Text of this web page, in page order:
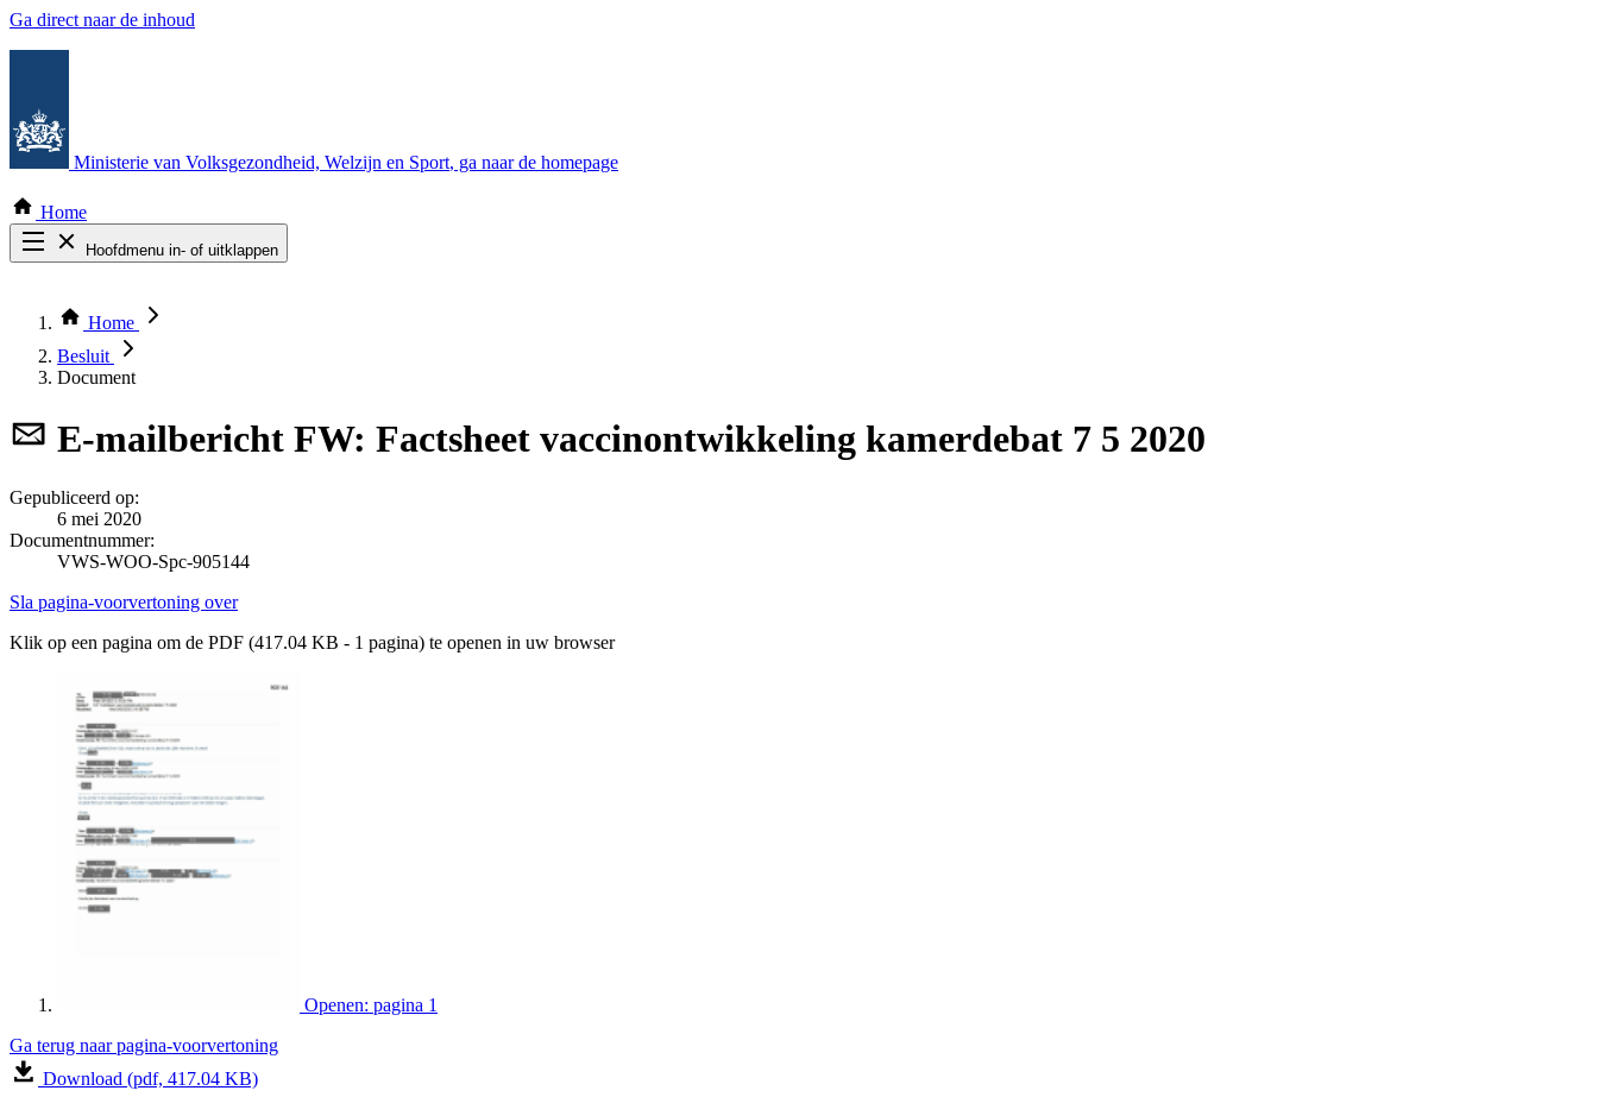
Ga direct naar de inhoud
Ministerie van Volksgezondheid, Welzijn en Sport, ga naar de homepage
Home
Hoofdmenu in- of uitklappen
Thema COVID-19
Bekijk per bestuursorgaan
Home
Besluit
Document
E-mailbericht FW: Factsheet vaccinontwikkeling kamerdebat 7 5 2020
Gepubliceerd op:
6 mei 2020
Documentnummer:
VWS-WOO-Spc-905144
Sla pagina-voorvertoning over
Klik op een pagina om de PDF (417.04 KB - 1 pagina) te openen in uw browser
Openen: pagina 1
Ga terug naar pagina-voorvertoning
Download (pdf, 417.04 KB)